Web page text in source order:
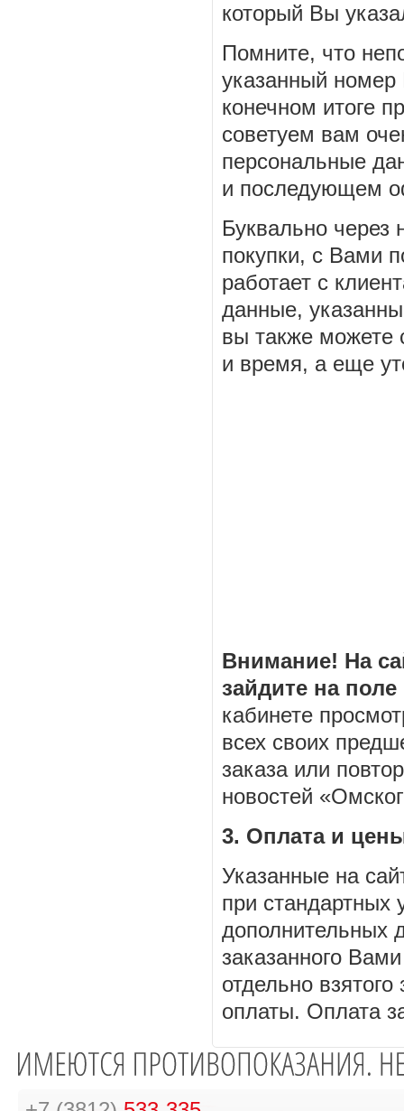
который Вы
Помните, что
указанный
конечном итоге
советуем вам
персональные
и последующем
Буквально через
покупки, с Вами
работает с
данные,
вы также можете
и время, а еще
Внимание! На
зайдите на поле
кабинете
всех своих
заказа или
новостей
3. Оплата и
Указанные на
при стандартных
дополнительных
заказанного
отдельно
оплаты. Оплата